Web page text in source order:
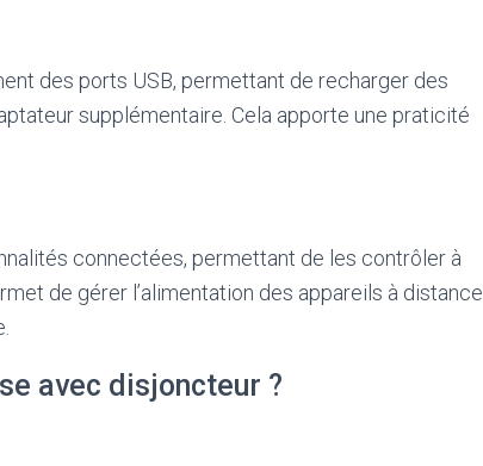
des ports USB, permettant de recharger des
supplémentaire. Cela apporte une praticité
connectées, permettant de les contrôler à
de gérer l’alimentation des appareils à distance
avec disjoncteur ?